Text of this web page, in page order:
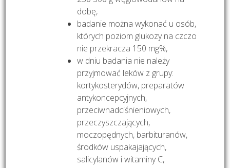
dobę,
badanie można wykonać u osób,
których poziom glukozy na czczo
nie przekracza 150 mg%,
w dniu badania nie należy
przyjmować leków z grupy:
kortykosterydów, preparatów
antykoncepcyjnych,
przeciwnadciśnieniowych,
przeczyszczających,
moczopędnych, barbituranów,
środków uspakajających,
salicylanów i witaminy C,